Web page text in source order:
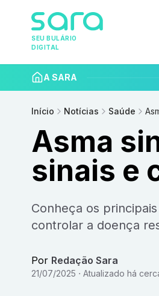
SEU BULÁRIO
DIGITAL
A SARA
Início Notícias Saúde
Asma
sinais e
Conheça os principais sintomas de asma, como reconhecê-los e as melhores formas de
controlar a doença
Por Redação Sara
21/07/2025 Atualizado há